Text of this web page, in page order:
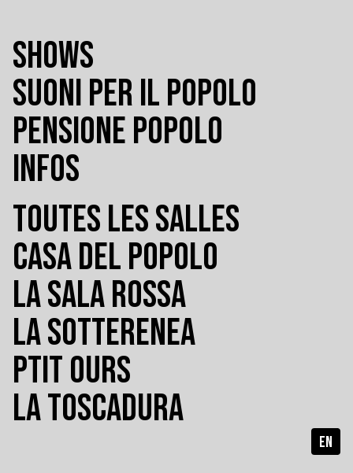
SHOWS
SUONI PER IL POPOLO
PENSIONE POPOLO
INFOS
TOUTES LES SALLES
CASA DEL POPOLO
LA SALA ROSSA
LA SOTTERENEA
PTIT OURS
LA TOSCADURA
EN